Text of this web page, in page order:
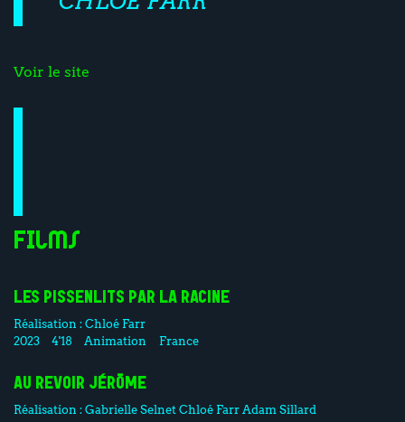
Voir le site
Films
LES PISSENLITS PAR LA RACINE
Réalisation :Chloé Farr
2023
4'18 Animation France
AU REVOIR JÉRÔME
Réalisation :Gabrielle Selnet Chloé Farr Adam Sillard